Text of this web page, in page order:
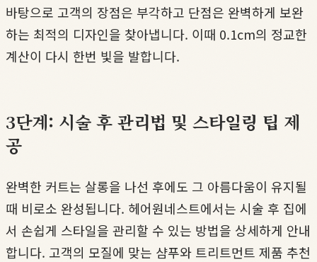
바탕으로 고객의 장점은 부각하고 단점은 완벽하게 보완
하는 최적의 디자인을 찾아냅니다. 이때 0.1cm의 정교한
계산이 다시 한번 빛을 발합니다.
3단계: 시술 후 관리법 및 스타일링 팁 제
공
완벽한 커트는 살롱을 나선 후에도 그 아름다움이 유지될
때 비로소 완성됩니다. 헤어원네스트에서는 시술 후 집에
서 손쉽게 스타일을 관리할 수 있는 방법을 상세하게 안내
합니다. 고객의 모질에 맞는 샴푸와 트리트먼트 제품 추천